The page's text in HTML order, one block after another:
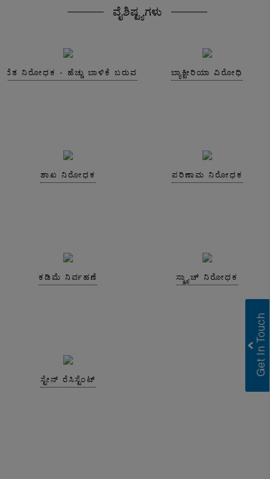
ವೈಶಿಷ್ಟ್ಯಗಳು
ನಿರೋಧಕ - ಹೆಚ್ಚು ಬಾಳಿಕೆ ಬರುವ ಬ್ಯಾಕ್ಟೀರಿಯಾ ವಿರೋಧಿ
ಶಾಖ ನಿರೋಧಕ ಪರಿಣಾಮ ನಿರೋಧಕ
ಕಡಿಮೆ ನಿರ್ವಹಣೆ ಸ್ಕ್ರ್ಯಾಚ್ ನಿರೋಧಕ
ಸ್ಟೇನ್ ರೆಸಿಸ್ಟೆಂಟ್